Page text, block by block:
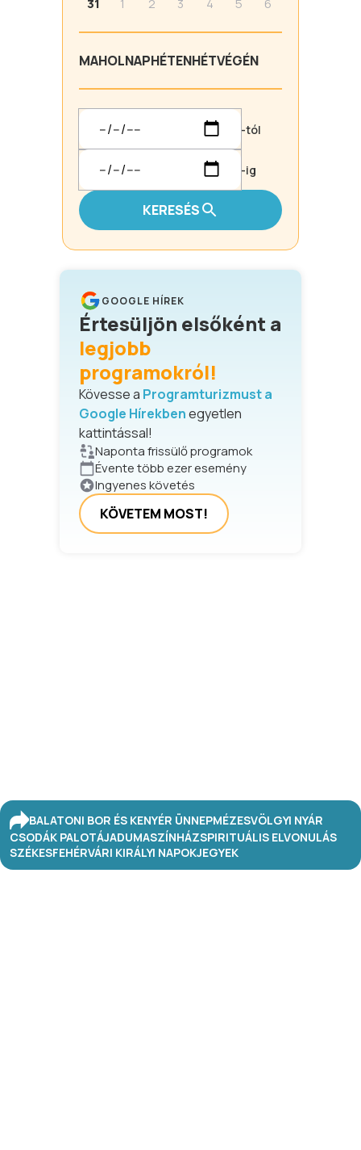
31 1 2 3 4 5 6
MAHOLNAPHÉTENHÉTVÉGÉN
-tól
-ig
KERESÉS
GOOGLE HÍREK
Értesüljön elsőként a
legjobb
programokról!
Kövesse a Programturizmust a
Google Hírekbenegyetlen
kattintással!
Naponta frissülő programok
Évente több ezer esemény
Ingyenes követés
KÖVETEM MOST!
BALATONI BOR ÉS KENYÉR ÜNNEPMÉZESVÖLGYI NYÁR
CSODÁK PALOTÁJADUMASZÍNHÁZSPIRITUÁLIS ELVONULÁS
SZÉKESFEHÉRVÁRI KIRÁLYI NAPOKJEGYEK